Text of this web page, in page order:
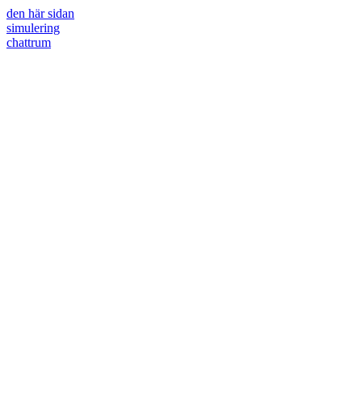
den här sidan
simulering
chattrum